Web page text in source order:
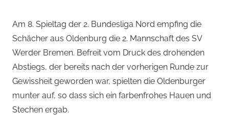
Bredemeier
Am 8. Spieltag der 2. Bundesliga Nord empfing die
Schächer aus Oldenburg die 2. Mannschaft des SV
Werder Bremen. Befreit vom Druck des drohenden
Abstiegs, der bereits nach der vorherigen Runde zur
Gewissheit geworden war, spielten die Oldenburger
munter auf, so dass sich ein farbenfrohes Hauen und
Stechen ergab.